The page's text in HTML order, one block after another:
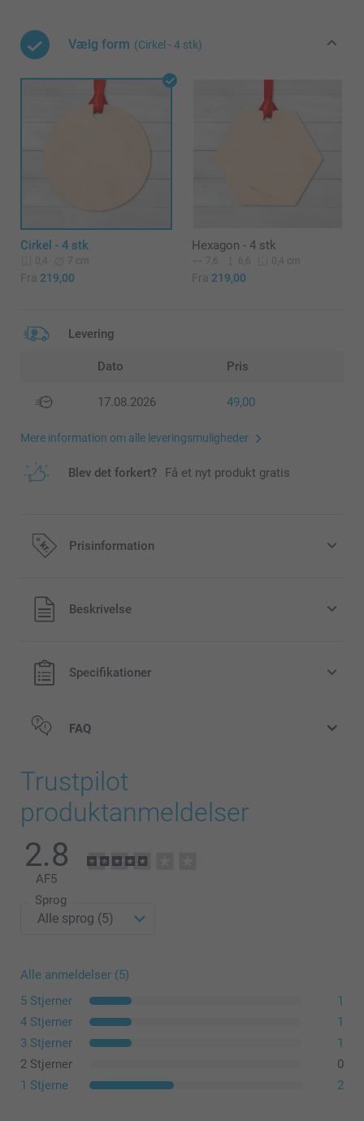
Vælg form (Cirkel - 4 stk)
Cirkel - 4 stk
0,4 7 cm
Fra 219,00
Hexagon - 4 stk
7,6 6,6 0,4 cm
Fra 219,00
Levering
Dato Pris
17.08.2026 49,00
Mere information om alle leveringsmuligheder
Blev det forkert? Få et nyt produkt gratis
Prisinformation
Alle priser inklusive moms og uden
forsendelsesomkostninger
Beskrivelse
Specifikationer
FAQ
Trustpilot
produktanmeldelser
2.8
AF5
Sprog
Alle anmeldelser (5)
5 Stjerner
1
4 Stjerner
1
3 Stjerner
1
2 Stjerner
0
1 Stjerne
2